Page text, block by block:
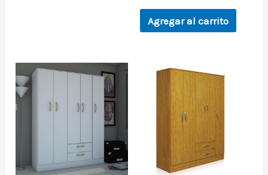
Agregar al carrito